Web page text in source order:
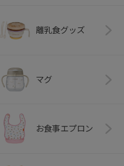
離乳食グッズ
マグ
お食事エプロン